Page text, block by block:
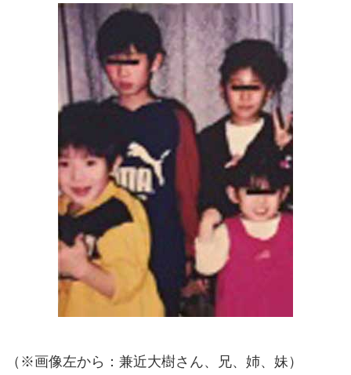
（※画像左から：兼近大樹さん、兄、姉、妹）